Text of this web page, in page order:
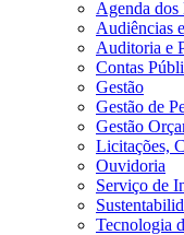
Agenda dos
Audiências
Auditoria e
Contas
Gestão
Gestão de
Gestão
Licitações,
Ouvidoria
Serviço de
Tecnologia